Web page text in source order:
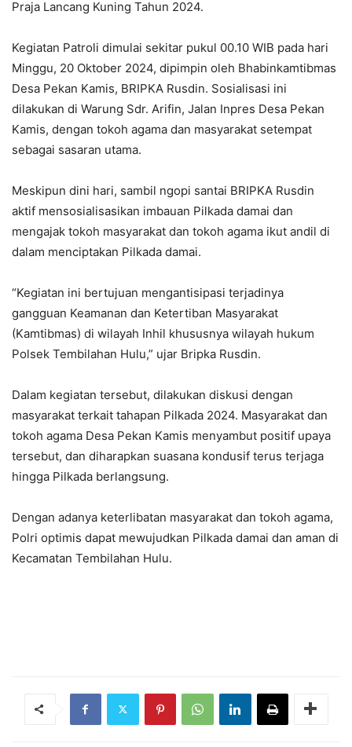
Praja Lancang Kuning Tahun 2024.
Kegiatan Patroli dimulai sekitar pukul 00.10 WIB pada hari
Minggu, 20 Oktober 2024, dipimpin oleh Bhabinkamtibmas
Desa Pekan Kamis, BRIPKA Rusdin. Sosialisasi ini
dilakukan di Warung Sdr. Arifin, Jalan Inpres Desa Pekan
Kamis, dengan tokoh agama dan masyarakat setempat
sebagai sasaran utama.
Meskipun dini hari, sambil ngopi santai BRIPKA Rusdin
aktif mensosialisasikan imbauan Pilkada damai dan
mengajak tokoh masyarakat dan tokoh agama ikut andil di
dalam menciptakan Pilkada damai.
“Kegiatan ini bertujuan mengantisipasi terjadinya
gangguan Keamanan dan Ketertiban Masyarakat
(Kamtibmas) di wilayah Inhil khususnya wilayah hukum
Polsek Tembilahan Hulu,” ujar Bripka Rusdin.
Dalam kegiatan tersebut, dilakukan diskusi dengan
masyarakat terkait tahapan Pilkada 2024. Masyarakat dan
tokoh agama Desa Pekan Kamis menyambut positif upaya
tersebut, dan diharapkan suasana kondusif terus terjaga
hingga Pilkada berlangsung.
Dengan adanya keterlibatan masyarakat dan tokoh agama,
Polri optimis dapat mewujudkan Pilkada damai dan aman di
Kecamatan Tembilahan Hulu.